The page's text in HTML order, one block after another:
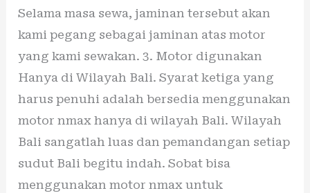
Selama masa sewa, jaminan tersebut akan
kami pegang sebagai jaminan atas motor
yang kami sewakan. 3. Motor digunakan
Hanya di Wilayah Bali. Syarat ketiga yang
harus penuhi adalah bersedia menggunakan
motor nmax hanya di wilayah Bali. Wilayah
Bali sangatlah luas dan pemandangan setiap
sudut Bali begitu indah. Sobat bisa
menggunakan motor nmax untuk